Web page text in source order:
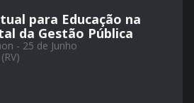
para Educação na
da Gestão Pública
- 25 de Junho